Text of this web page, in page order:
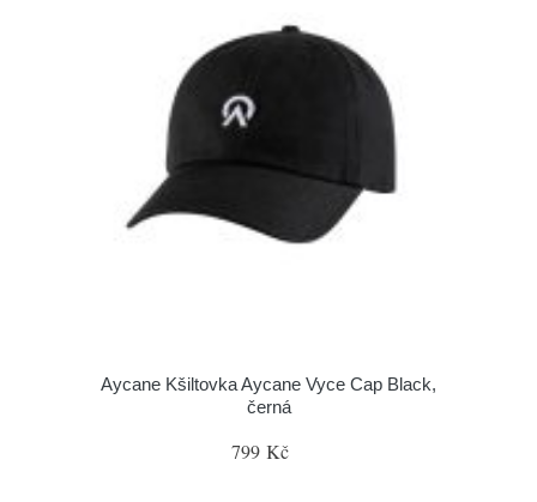
Aycane Kšiltovka Aycane Vyce Cap Black,
černá
799 Kč